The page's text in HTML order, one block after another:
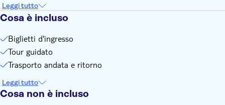
Leggi tutto
Cosa è incluso
Biglietti d'ingresso
Tour guidato
Trasporto andata e ritorno
Leggi tutto
Cosa non è incluso